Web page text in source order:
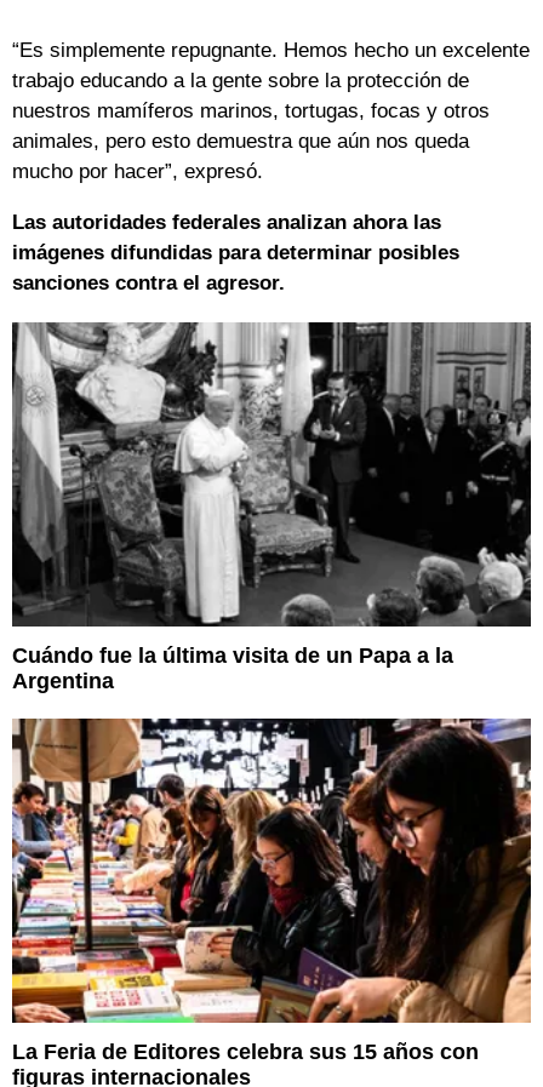
“Es simplemente repugnante. Hemos hecho un excelente
trabajo educando a la gente sobre la protección de
nuestros mamíferos marinos, tortugas, focas y otros
animales, pero esto demuestra que aún nos queda
mucho por hacer”, expresó.
Las autoridades federales analizan ahora las
imágenes difundidas para determinar posibles
sanciones contra el agresor.
Cuándo fue la última visita de un Papa a la
Argentina
La Feria de Editores celebra sus 15 años con
figuras internacionales